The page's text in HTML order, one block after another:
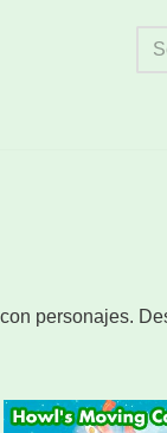
personajes.